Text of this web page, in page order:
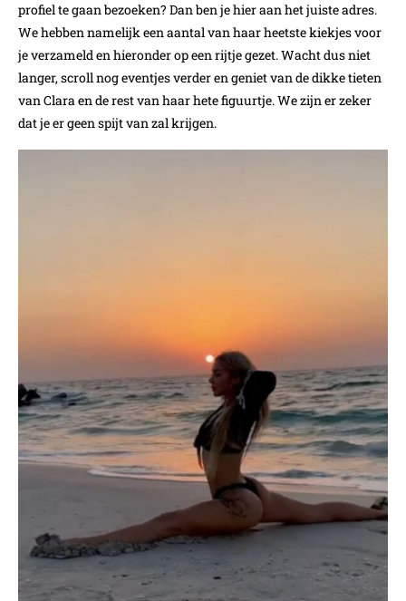
profiel te gaan bezoeken? Dan ben je hier aan het juiste adres.
We hebben namelijk een aantal van haar heetste kiekjes voor
je verzameld en hieronder op een rijtje gezet. Wacht dus niet
langer, scroll nog eventjes verder en geniet van de dikke tieten
van Clara en de rest van haar hete figuurtje. We zijn er zeker
dat je er geen spijt van zal krijgen.